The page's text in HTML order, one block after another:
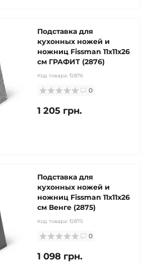
Подставка для
кухонных ножей и
ножниц Fissman 11x11x26
см ГРАФИТ (2876)
Код товара: f2876
0
1 205 грн.
Подставка для
кухонных ножей и
ножниц Fissman 11x11x26
см Венге (2875)
Код товара: f2875
0
1 098 грн.